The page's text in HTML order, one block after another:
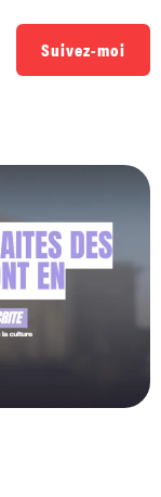
Suivez-moi